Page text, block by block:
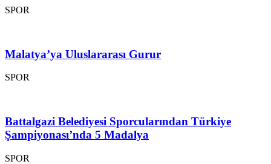
SPOR
Malatya’ya Uluslararası Gurur
SPOR
Battalgazi Belediyesi Sporcularından Türkiye
Şampiyonası’nda 5 Madalya
SPOR